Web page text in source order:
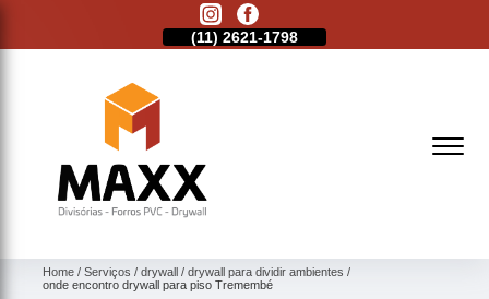
(11) 2621-1798
Home Serviços drywall
drywall para dividir ambientes
onde encontro drywall para piso Tremembé